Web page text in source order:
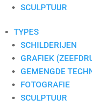
S. PAULISSEN
SJER JACOBS
SUSAN RUITER
THEO KOSTER
THEO ONNES
TINEKE
VAN DAM
SCULPTUUR
TYPES
SCHILDERIJEN
GRAFIEK
GEMENGDE
FOTOGRAFIE
SCULPTUUR